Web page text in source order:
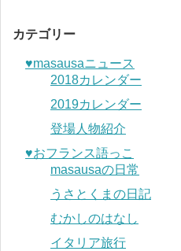
カテゴリー
♥︎masausaニュース
2018カレンダー
2019カレンダー
登場人物紹介
♥︎おフランス語っこ
masausaの日常
うさとくまの日記
むかしのはなし
イタリア旅行